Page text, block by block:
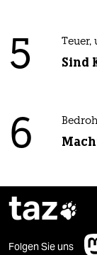
5 Sind
6
taz
Folgen Sie uns